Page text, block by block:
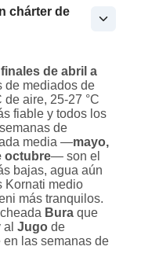
chárter de
finales de abril a
de mediados de
aire, 25-27 °C
fiable y todos los
de
media —mayo,
octubre— son el
bajas, agua aún
Kornati medio
más tranquilos.
Bura que
Jugo de
las semanas de